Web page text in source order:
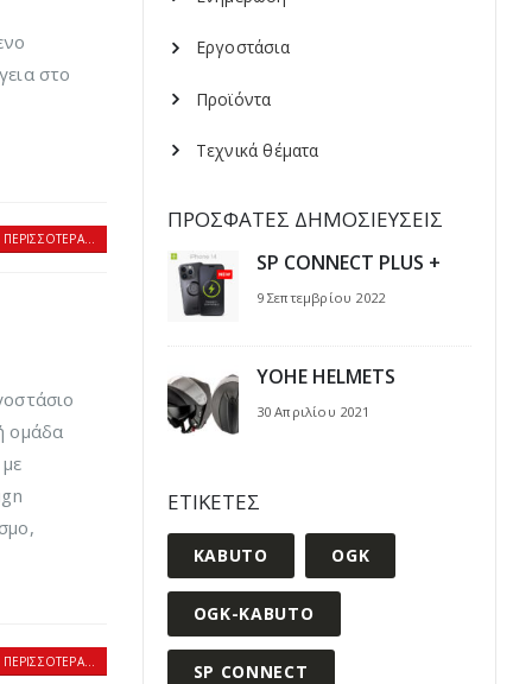
στο
ΠΕΡΙΣΣΌΤΕΡΑ...
ομάδα
Εργοστάσια
Προϊόντα
Τεχνικά θέματα
ΠΡΌΣΦΑΤΕΣ ΔΗΜΟΣΙΕΎΣΕΙΣ
SP CONNECT PLUS +
9 Σεπτεμβρίου 2022
YOHE HELMETS
30 Απριλίου 2021
ΕΤΙΚΈΤΕΣ
KABUTO OGK
OGK-KABUTO
SP CONNECT